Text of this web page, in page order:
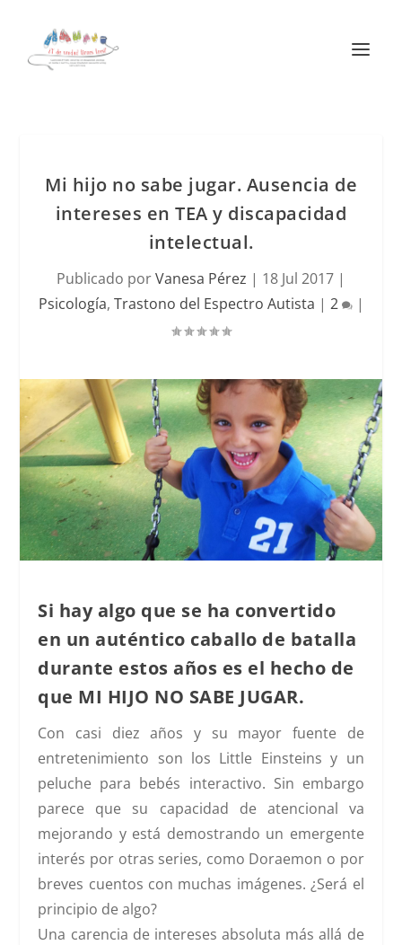
Mi hijo no sabe jugar. Ausencia de
intereses en TEA y discapacidad
intelectual.
Publicado porVanesa Pérez | 18 Jul 2017 |
Psicología, Trastono del Espectro Autista | 2 |
Si hay algo que se ha convertido
en un auténtico caballo de batalla
durante estos años es el hecho de
que MI HIJO NO SABE JUGAR.
Con casi diez años y su mayor fuente de
entretenimiento son los Little Einsteins y un
peluche para bebés interactivo. Sin embargo
parece que su capacidad de atencional va
mejorando y está demostrando un emergente
interés por otras series, como Doraemon o por
breves cuentos con muchas imágenes. ¿Será el
principio de algo?
Una carencia de intereses absoluta más allá de